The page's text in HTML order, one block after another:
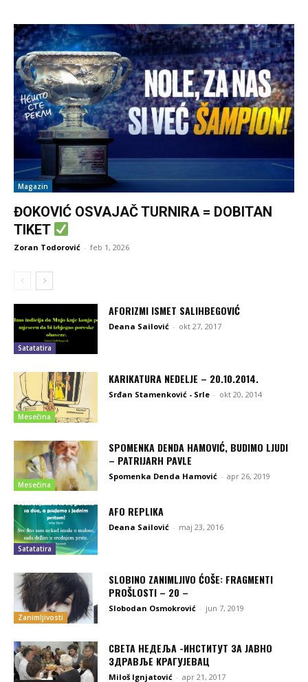
Magazin
ĐOKOVIĆ OSVAJAČ TURNIRA = DOBITAN
TIKET
Zoran Todorović - feb 1, 2026
Satatatira
AFORIZMI ISMET SALIHBEGOVIĆ
Deana Sailović - okt 27, 2017
Mesečina
KARIKATURA NEDELJE – 20.10.2014.
Srđan Stamenković - Srle - okt 20, 2014
Mesečina
SPOMENKA DENDA HAMOVIĆ, BUDIMO LJUDI
– PATRIJARH PAVLE
Spomenka Denda Hamović - apr 26, 2019
Satatatira
AFO REPLIKA
Deana Sailović - maj 23, 2016
Zanimljivosti
SLOBINO ZANIMLJIVO ĆOŠE: FRAGMENTI
PROŠLOSTI – 20 –
Slobodan Osmokrović - jun 7, 2019
СВЕТА НЕДЕЉА -ИНСТИТУТ ЗА ЈАВНО
ЗДРАВЉЕ КРАГУЈЕВАЦ
Miloš Ignjatović - apr 21, 2017